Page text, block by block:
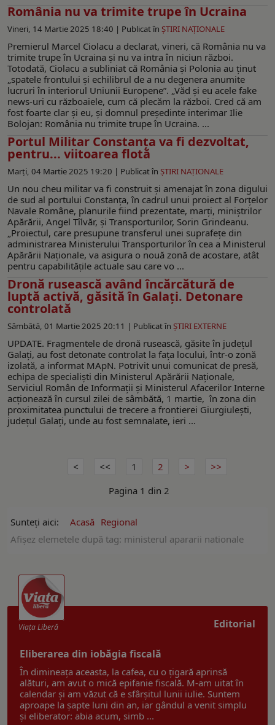
România nu va trimite trupe în Ucraina
Vineri, 14 Martie 2025 18:40 | Publicat în ŞTIRI NAŢIONALE
Premierul Marcel Ciolacu a declarat, vineri, că România nu va
trimite trupe în Ucraina și nu va intra în niciun război.
Totodată, Ciolacu a subliniat că România și Polonia au ținut
„spatele frontului și echilibrul de a nu degenera anumite
lucruri în interiorul Uniunii Europene”. „Văd și eu acele fake
news-uri cu războaiele, cum că plecăm la război. Cred că am
fost foarte clar și eu, și domnul președinte interimar Ilie
Bolojan: România nu trimite trupe în Ucraina. ...
Portul Militar Constanța va fi dezvoltat,
pentru... viitoarea flotă
Marți, 04 Martie 2025 19:20 | Publicat în ŞTIRI NAŢIONALE
Un nou cheu militar va fi construit și amenajat în zona digului
de sud al portului Constanța, în cadrul unui proiect al Forțelor
Navale Române, planurile fiind prezentate, marți, miniștrilor
Apărării, Angel Tîlvăr, și Transporturilor, Sorin Grindeanu.
„Proiectul, care presupune transferul unei suprafețe din
administrarea Ministerului Transporturilor în cea a Ministerul
Apărării Naționale, va asigura o nouă zonă de acostare, atât
pentru capabilitățile actuale sau care vo ...
Dronă rusească având încărcătură de
luptă activă, găsită în Galați. Detonare
controlată
Sâmbătă, 01 Martie 2025 20:11 | Publicat în ŞTIRI EXTERNE
UPDATE. Fragmentele de dronă rusească, găsite în judeţul
Galaţi, au fost detonate controlat la faţa locului, într-o zonă
izolată, a informat MApN. Potrivit unui comunicat de presă,
echipa de specialiști din Ministerul Apărării Naționale,
Serviciul Român de Informații și Ministerul Afacerilor Interne
acționează în cursul zilei de sâmbătă, 1 martie, în zona din
proximitatea punctului de trecere a frontierei Giurgiulești,
județul Galați, unde au fost semnalate, ieri ...
1
2
Pagina 1 din 2
Sunteți aici: Acasă Regional
Afişez elemetele după tag: ministerul apararii nationale
Editorial
Viaţa Liberă
Eliberarea din iobăgia fiscală
În dimineața aceasta, la cafea, cu o țigară aprinsă
alături, am avut o mică epifanie fiscală. M-am uitat în
calendar și am văzut că e sfârșitul lunii iulie. Suntem
aproape la șapte luni din an, iar gândul a venit simplu
și eliberator: abia acum, simb ...